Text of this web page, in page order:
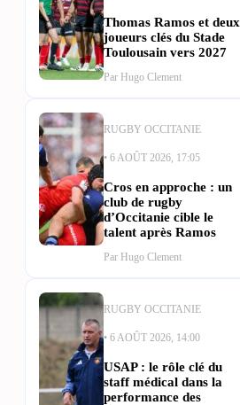
Thomas Ramos et deux
joueurs clés du Stade
Toulousain vers 2027
Par Hugo Clement
RUGBY OCCITANIE
• 6 AOÛT 2026, 17:05
Cros en approche : un
club de rugby
d’Occitanie cible le
talent après Ramos
Par Hugo Clement
RUGBY OCCITANIE
• 6 AOÛT 2026, 14:00
USAP : le rôle clé du
staff médical dans la
performance des